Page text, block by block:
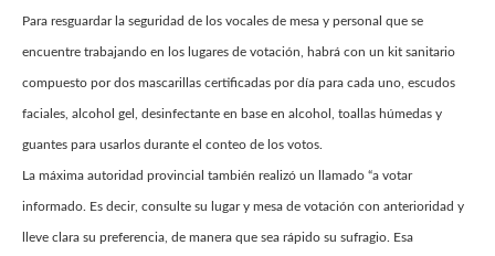
Para resguardar la seguridad de los vocales de mesa y personal que se
encuentre trabajando en los lugares de votación, habrá con un kit sanitario
compuesto por dos mascarillas certificadas por día para cada uno, escudos
faciales, alcohol gel, desinfectante en base en alcohol, toallas húmedas y
guantes para usarlos durante el conteo de los votos.
La máxima autoridad provincial también realizó un llamado “a votar
informado. Es decir, consulte su lugar y mesa de votación con anterioridad y
lleve clara su preferencia, de manera que sea rápido su sufragio. Esa